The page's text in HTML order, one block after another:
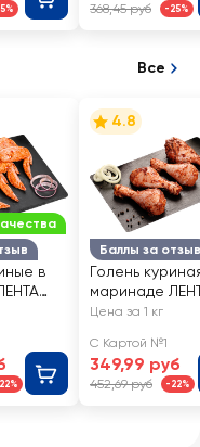
368,45 руб -25%
Все
в
Баллы за отзыв
4.8
Голень
маринаде
FRESH
Цена за 1 кг
С Картой №1
349,99 руб
452,69 руб -22%